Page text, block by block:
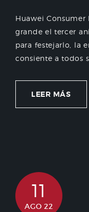
Huawei Consumer
grande el tercer
para festejarlo, la
consiente a todos
LEER MÁS
11
AGO 22